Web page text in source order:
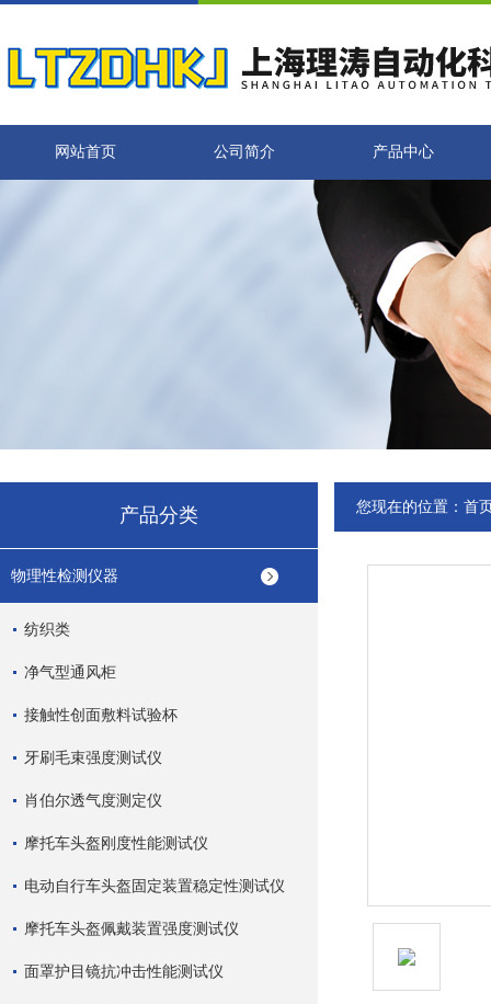
网站首页 公司简介 产品中心
产品分类
物理性检测仪器
纺织类
净气型通风柜
接触性创面敷料试验杯
牙刷毛束强度测试仪
肖伯尔透气度测定仪
摩托车头盔刚度性能测试仪
电动自行车头盔固定装置稳定性测试仪
摩托车头盔佩戴装置强度测试仪
面罩护目镜抗冲击性能测试仪
您现在的位置： 首